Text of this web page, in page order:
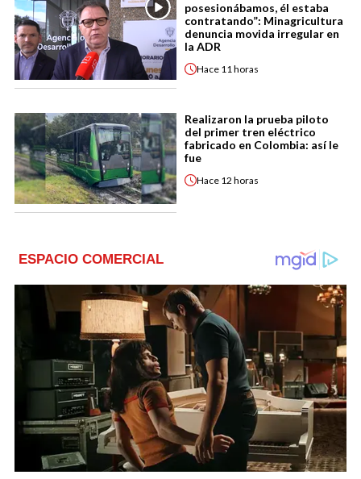
posesionábamos, él estaba
contratando”: Minagricultura
denuncia movida irregular en
la ADR
Hace 11 horas
Realizaron la prueba piloto
del primer tren eléctrico
fabricado en Colombia: así le
fue
Hace 12 horas